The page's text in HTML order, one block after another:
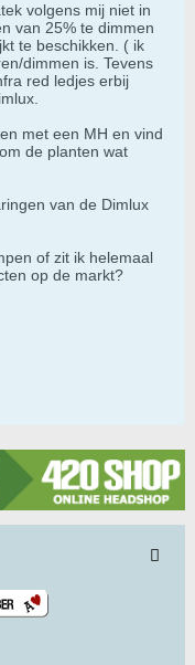
volgens mij niet in
van 25% te dimmen
te beschikken. ( ik
dimmen is. Tevens
red ledjes erbij
met een MH en vind
de planten wat
van de Dimlux
of zit ik helemaal
op de markt?